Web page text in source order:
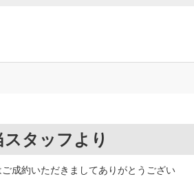
スタッフより
ご成約いただきましてありがとうござい